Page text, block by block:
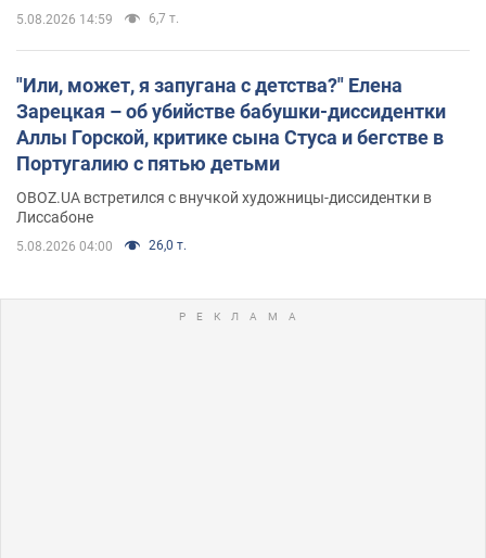
5.08.2026 14:59 6,7 т.
"Или, может, я запугана с детства?" Елена
Зарецкая – об убийстве бабушки-диссидентки
Аллы Горской, критике сына Стуса и бегстве в
Португалию с пятью детьми
OBOZ.UA встретился с внучкой художницы-диссидентки в
Лиссабоне
5.08.2026 04:00 26,0 т.